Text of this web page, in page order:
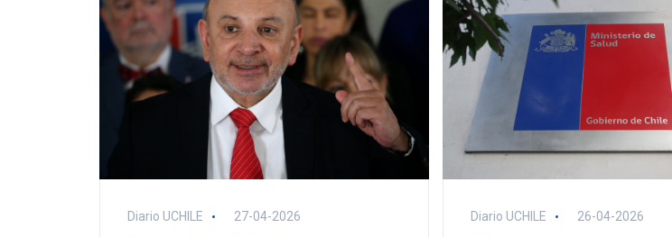
Diario UCHILE 27-04-2026 Diario UCHILE 26-04-2026